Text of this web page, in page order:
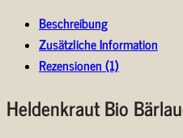
Beschreibung
Zusätzliche Information
Rezensionen (1)
Heldenkraut Bio